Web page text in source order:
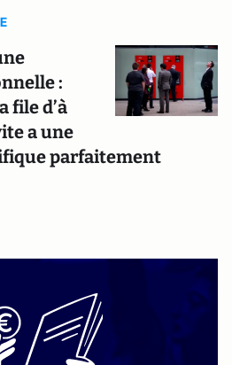
:
file d’à
a une
parfaitement